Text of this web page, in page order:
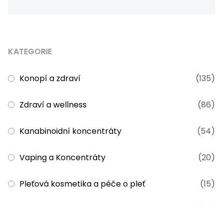
KATEGORIE
Konopí a zdraví (135)
Zdraví a wellness (86)
Kanabinoidní koncentráty (54)
Vaping a Koncentráty (20)
Pleťová kosmetika a péče o pleť (15)